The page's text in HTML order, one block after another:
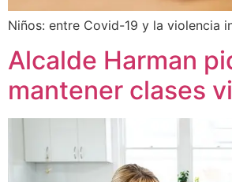
Niños: entre Covid-19 y la violencia
Alcalde Harman
mantener clases